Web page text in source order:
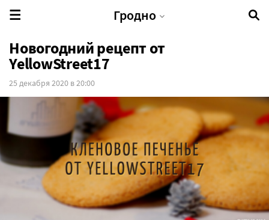
Гродно
Новогодний рецепт от
YellowStreet17
25 декабря 2020 в 20:00